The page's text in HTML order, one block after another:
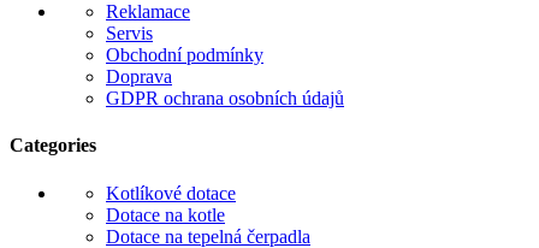
Reklamace
Servis
Obchodní podmínky
Doprava
GDPR ochrana osobních údajů
Categories
Kotlíkové dotace
Dotace na kotle
Dotace na tepelná čerpadla